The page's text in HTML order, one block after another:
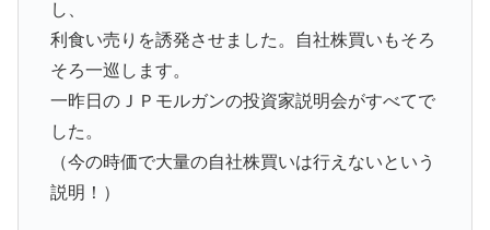
し、
利食い売りを誘発させました。自社株買いもそろ
そろ一巡します。
一昨日のＪＰモルガンの投資家説明会がすべてで
した。
（今の時価で大量の自社株買いは行えないという
説明！）